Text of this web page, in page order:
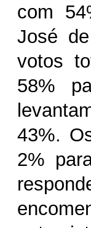
com
José
votos
58%
43%.
2%